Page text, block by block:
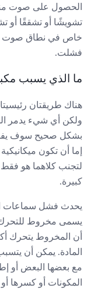
الحصول على صوت
تشويشًا أو تشققًا أو
خاص في نطاق صوت
فشلت.
ما الذي يسبب
هناك طريقتان
ولكن أي شيء يدمر
بشكل صحيح سوف
إما أن تكون
لتجنب كلاهما هو
كبيرة.
يحدث فشل سماعات
يسمى مخروط
أن المخروط يتحرك
المادة. يمكن أن
مع بعضها البعض أو
المكونات أو كسرها